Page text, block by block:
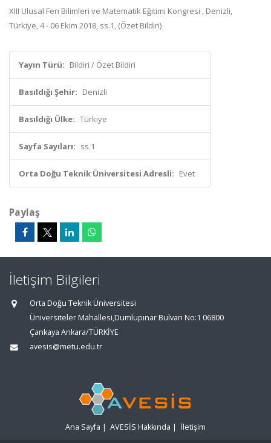
XIII Ulusal Fen Bilimleri ve Matematik Eğitimi Kongresi , Denizli,
Türkiye, 4 - 06 Ekim 2018, ss.1, (Özet Bildiri)
Yayın Türü: Bildiri / Özet Bildiri
Basıldığı Şehir: Denizli
Basıldığı Ülke: Türkiye
Sayfa Sayıları: ss.1
Orta Doğu Teknik Üniversitesi Adresli: Evet
Paylaş
İletişim Bilgileri
Orta Doğu Teknik Üniversitesi
Üniversiteler Mahallesi,Dumlupınar Bulvarı No:1 06800
Çankaya Ankara/TÜRKİYE
avesis@metu.edu.tr
Ana Sayfa | AVESİS Hakkında | İletişim